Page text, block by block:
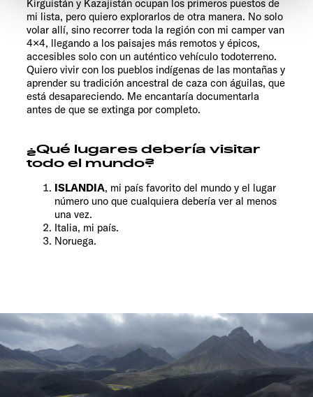
notwendigen Cookies auf der Webseite gesetzt, die für
den störungsfreien Betrieb der Webseite und die
Ermöglichung der Seitennavigation erforderlich sind.
Kirguistán y Kazajistán ocupan los primeros puestos de
mi lista, pero quiero explorarlos de otra manera. No solo
volar allí, sino recorrer toda la región con mi camper van
4×4, llegando a los paisajes más remotos y épicos,
accesibles solo con un auténtico vehículo todoterreno.
Quiero vivir con los pueblos indígenas de las montañas y
aprender su tradición ancestral de caza con águilas, que
está desapareciendo. Me encantaría documentarla
antes de que se extinga por completo.
¿Qué lugares debería visitar
todo el mundo?
ISLANDIA, mi país favorito del mundo y el lugar
número uno que cualquiera debería ver al menos
una vez.
Italia, mi país.
Noruega.